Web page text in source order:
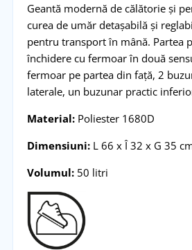
Geantă modernă de călătorie și
curea de umăr detașabilă și
pentru transport în mână. Partea
închidere cu fermoar în două
fermoar pe partea din față, 2
laterale, un buzunar practic
Material:Poliester 1680D
Dimensiuni:L 66 x Î 32 x G 35
Volumul:50 litri